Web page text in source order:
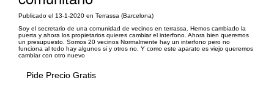
Publicado el 13-1-2020 en Terrassa (Barcelona)
Soy el secretario de una comunidad de vecinos en terrassa. Hemos cambiado la
puerta y ahora los propietarios quieres cambiar el interfono. Ahora bien queremos
un presupuesto. Somos 20 vecinos Normalmente hay un interfono pero no
funciona al todo hay algunos si y otros no. Y como este aparato es viejo queremos
cambiar con otro nuevo
Pide Precio Gratis